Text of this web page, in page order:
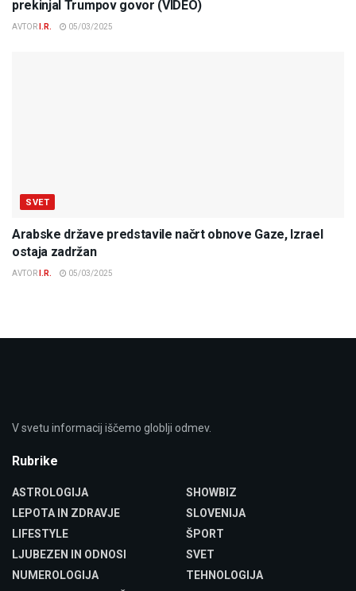
prekinjal Trumpov govor (VIDEO)
AVTOR I.R. 05/03/2025
SVET
Arabske države predstavile načrt obnove Gaze, Izrael
ostaja zadržan
AVTOR I.R. 05/03/2025
V svetu informacij iščemo globlji odmev.
Rubrike
ASTROLOGIJA
LEPOTA IN ZDRAVJE
LIFESTYLE
LJUBEZEN IN ODNOSI
NUMEROLOGIJA
SHOWBIZ
SLOVENIJA
ŠPORT
SVET
TEHNOLOGIJA